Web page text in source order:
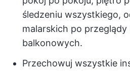
śledzeniu wszystkiego,
malarskich po przeglądy
balkonowych.
Przechowuj wszystkie